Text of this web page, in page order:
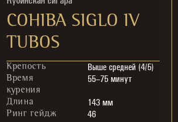
COHIBA SIGLO IV
TUBOS
Крепость Выше средней (4/5)
Время
курения
55–75 минут
Длина 143 мм
Ринг гейдж 46